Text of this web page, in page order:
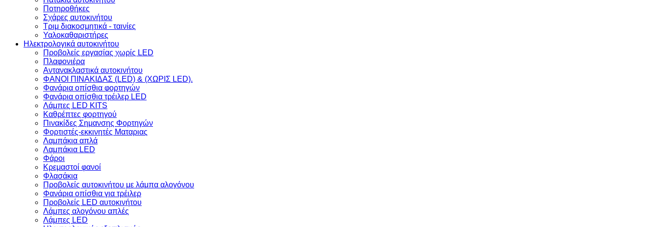
Ποτηροθήκες
Σχάρες αυτοκινήτου
Τριμ διακοσμητικά - ταινίες
Υαλοκαθαριστήρες
Ηλεκτρολογικά αυτοκινήτου
Προβολείς εργασίας χωρίς LED
Πλαφονιέρα
Aντανακλαστικά αυτοκινήτου
ΦΑΝΟΙ ΠΙΝΑΚΙΔΑΣ (LED) & (XΩΡΙΣ LED).
Φανάρια οπίσθια φορτηγών
Φανάρια οπίσθια τρέιλερ LED
Λάμπες LED KITS
Kαθρέπτες φορτηγού
Πινακίδες Σημανσης Φορτηγών
Φορτιστές-εκκινητές Ματαριας
Λαμπάκια απλά
Λαμπάκια LED
Φάροι
Κρεμαστοί φανοί
Φλασάκια
Προβολείς αυτοκινήτου με λάμπα αλογόνου
Φανάρια οπίσθια για τρέιλερ
Προβολείς LED αυτοκινήτου
Λάμπες αλογόνου απλές
Λάμπες LED